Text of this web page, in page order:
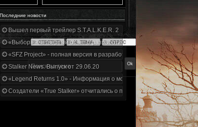
Последние новости
Вышел первый трейлер S.T.A.L.K.E.R. 2
«Выбор» - четвертый отчет о разработке!
«SFZ Project» - полная версия в разработке!
Stalker News. Выпуск от 29.06.20
«Legend Returns 1.0» - Информация о моде за июнь 2020
Создатели «True Stalker» отчитались о проделанной работе